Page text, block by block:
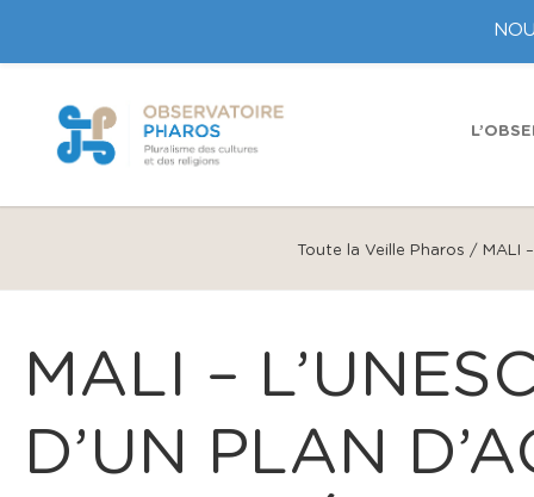
Toute la Veille Pharos / MALI
MALI –
D’UN PLAN